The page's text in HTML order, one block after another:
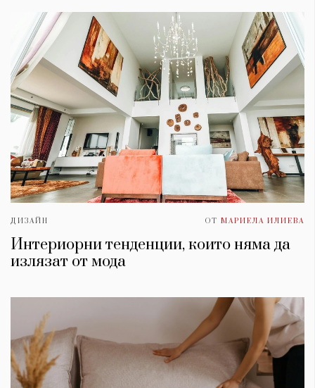
ДИЗАЙН ОТ МАРИЕЛА ИЛИЕВА
Интериорни тенденции, които няма да
излязат от мода